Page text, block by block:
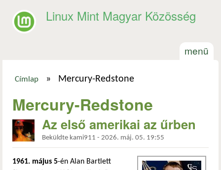
Linux Mint Magyar Közösség
menü
Címlap » Mercury-Redstone
Mercury-Redstone
Az első amerikai az űrben
Beküldte kami911 - 2026. máj. 05. 19:55
1961. május 5-én Alan Bartlett